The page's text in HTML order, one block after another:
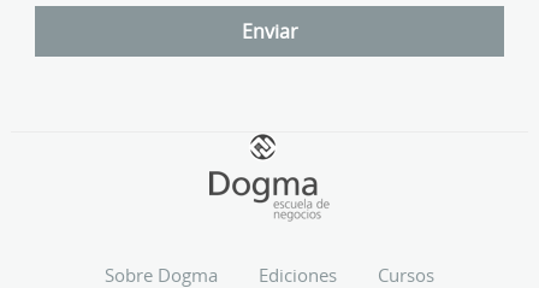
Sobre Dogma Ediciones Cursos